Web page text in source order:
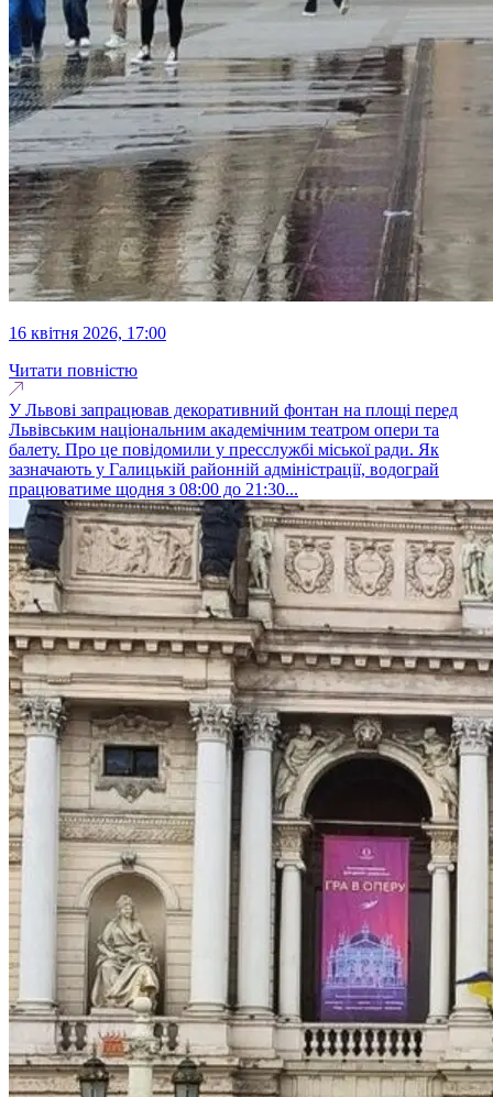
16 квітня 2026, 17:00
Читати повністю
У Львові запрацював декоративний фонтан на площі перед
Львівським національним академічним театром опери та
балету. Про це повідомили у пресслужбі міської ради. Як
зазначають у Галицькій районній адміністрації, водограй
працюватиме щодня з 08:00 до 21:30...